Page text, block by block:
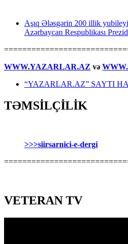
Aşıq Ələsgərin 200 illik
Azərbaycan Respublikası
WWW.YAZARLAR.AZ və
“YAZARLAR.AZ” SAYTI
TƏMSİLÇİLİK
>>>siirsarnici-e-dergi
VETERAN TV